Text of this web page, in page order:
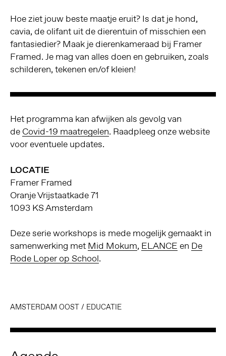
Hoe ziet jouw beste maatje eruit? Is dat je hond,
cavia, de olifant uit de dierentuin of misschien een
fantasiedier? Maak je dierenkameraad bij Framer
Framed. Je mag van alles doen en gebruiken, zoals
schilderen, tekenen en/of kleien!
Het programma kan afwijken als gevolg van
de Covid-19 maatregelen. Raadpleeg onze website
voor eventuele updates.
LOCATIE
Framer Framed
Oranje Vrijstaatkade 71
1093 KS Amsterdam
Deze serie workshops is mede mogelijk gemaakt in
samenwerking met Mid Mokum, ELANCE en De
Rode Loper op School.
AMSTERDAM OOST/ EDUCATIE